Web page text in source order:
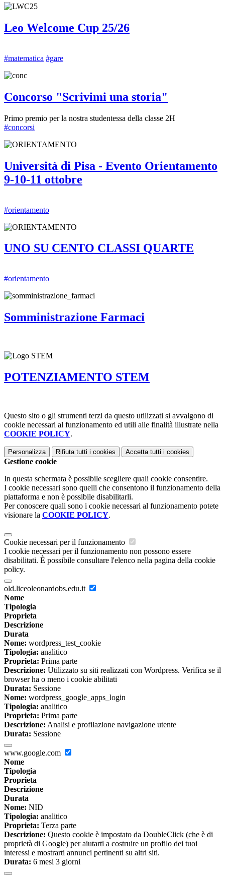
Leo Welcome Cup 25/26
#matematica #gare
Concorso "Scrivimi una storia"
Primo premio per la nostra studentessa della classe 2H
#concorsi
Università di Pisa - Evento Orientamento
9-10-11 ottobre
#orientamento
UNO SU CENTO CLASSI QUARTE
#orientamento
Somministrazione Farmaci
POTENZIAMENTO STEM
Questo sito o gli strumenti terzi da questo utilizzati si avvalgono di
cookie necessari al funzionamento ed utili alle finalità illustrate nella
COOKIE POLICY.
Personalizza Rifiuta tutti i cookies Accetta tutti i cookies
Gestione cookie
In questa schermata è possibile scegliere quali cookie consentire.
I cookie necessari sono quelli che consentono il funzionamento della
piattaforma e non è possibile disabilitarli.
Per conoscere quali sono i cookie necessari al funzionamento potete
visionare la COOKIE POLICY.
Cookie necessari per il funzionamento
I cookie necessari per il funzionamento non possono essere
disabilitati. È possibile consultare l'elenco nella pagina della cookie
policy.
old.liceoleonardobs.edu.it
Nome
Tipologia
Proprieta
Descrizione
Durata
Nome: wordpress_test_cookie
Tipologia: analitico
Proprieta: Prima parte
Descrizione: Utilizzato su siti realizzati con Wordpress. Verifica se il
browser ha o meno i cookie abilitati
Durata: Sessione
Nome: wordpress_google_apps_login
Tipologia: analitico
Proprieta: Prima parte
Descrizione: Analisi e profilazione navigazione utente
Durata: Sessione
www.google.com
Nome
Tipologia
Proprieta
Descrizione
Durata
Nome: NID
Tipologia: analitico
Proprieta: Terza parte
Descrizione: Questo cookie è impostato da DoubleClick (che è di
proprietà di Google) per aiutarti a costruire un profilo dei tuoi
interessi e mostrarti annunci pertinenti su altri siti.
Durata: 6 mesi 3 giorni